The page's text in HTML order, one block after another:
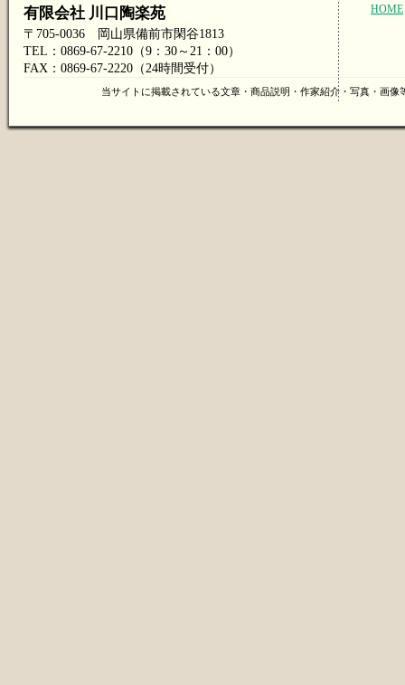
有限会社 川口陶楽苑
〒705-0036 岡山県備前市閑谷1813
TEL：0869-67-2210（9：30～21：00）
FAX：0869-67-2220（24時間受付）
HOME
当サイトに掲載されている文章・商品説明・作家紹介・写真・画